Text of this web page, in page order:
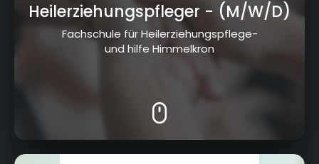
Heilerziehungspfleger - (M/W/D)
Fachschule für Heilerziehungspflege-
und hilfe Himmelkron